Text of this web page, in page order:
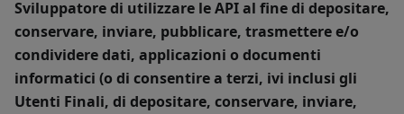
Sviluppatore di utilizzare le API al fine di depositare,
conservare, inviare, pubblicare, trasmettere e/o
condividere dati, applicazioni o documenti
informatici (o di consentire a terzi, ivi inclusi gli
Utenti Finali, di depositare, conservare, inviare,